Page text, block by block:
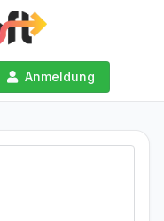
Anmeldung